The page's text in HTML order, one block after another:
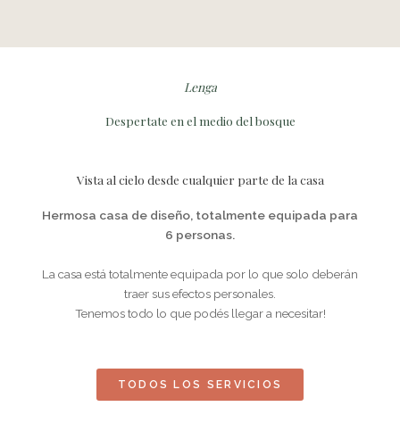
Lenga
Despertate en el medio del bosque
Vista al cielo desde cualquier parte de la casa
Hermosa casa de diseño, totalmente equipada para
6 personas.
La casa está totalmente equipada por lo que solo deberán
traer sus efectos personales.
Tenemos todo lo que podés llegar a necesitar!
TODOS LOS SERVICIOS